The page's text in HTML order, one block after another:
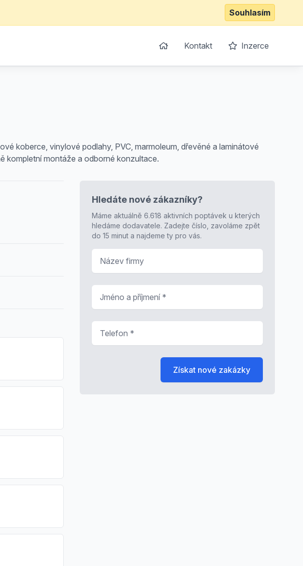
Souhlasím
Kontakt Inzerce
koberce, vinylové podlahy, PVC, marmoleum, dřevěné a laminátové
kompletní montáže a odborné konzultace.
Hledáte nové zákazníky?
Máme aktuálně 6.618 aktivních poptávek u kterých
hledáme dodavatele. Zadejte číslo, zavoláme zpět
do 15 minut a najdeme ty pro vás.
Získat nové zakázky